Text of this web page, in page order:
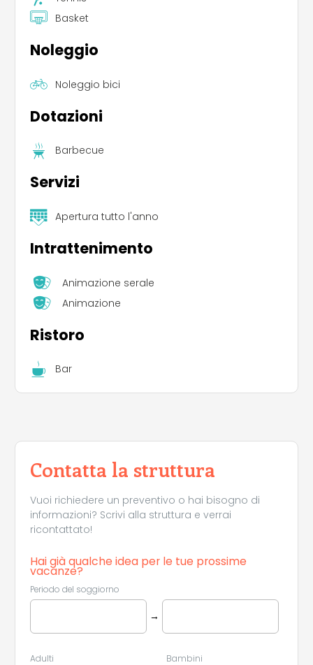
Basket
Noleggio
Noleggio bici
Dotazioni
Barbecue
Servizi
Apertura tutto l'anno
Intrattenimento
Animazione serale
Animazione
Ristoro
Bar
Contatta la struttura
Vuoi richiedere un preventivo o hai bisogno di
informazioni? Scrivi alla struttura e verrai
ricontattato!
Hai già qualche idea per le tue prossime
vacanze?
Periodo del soggiorno
→
Adulti Bambini